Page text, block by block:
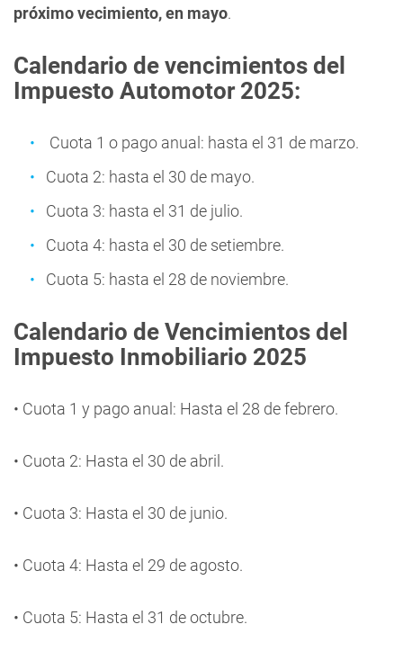
próximo vecimiento, en mayo.
Calendario de vencimientos del
Impuesto Automotor 2025:
Cuota 1 o pago anual: hasta el 31 de marzo.
Cuota 2: hasta el 30 de mayo.
Cuota 3: hasta el 31 de julio.
Cuota 4: hasta el 30 de setiembre.
Cuota 5: hasta el 28 de noviembre.
Calendario de Vencimientos del
Impuesto Inmobiliario 2025
• Cuota 1 y pago anual: Hasta el 28 de febrero.
• Cuota 2: Hasta el 30 de abril.
• Cuota 3: Hasta el 30 de junio.
• Cuota 4: Hasta el 29 de agosto.
• Cuota 5: Hasta el 31 de octubre.